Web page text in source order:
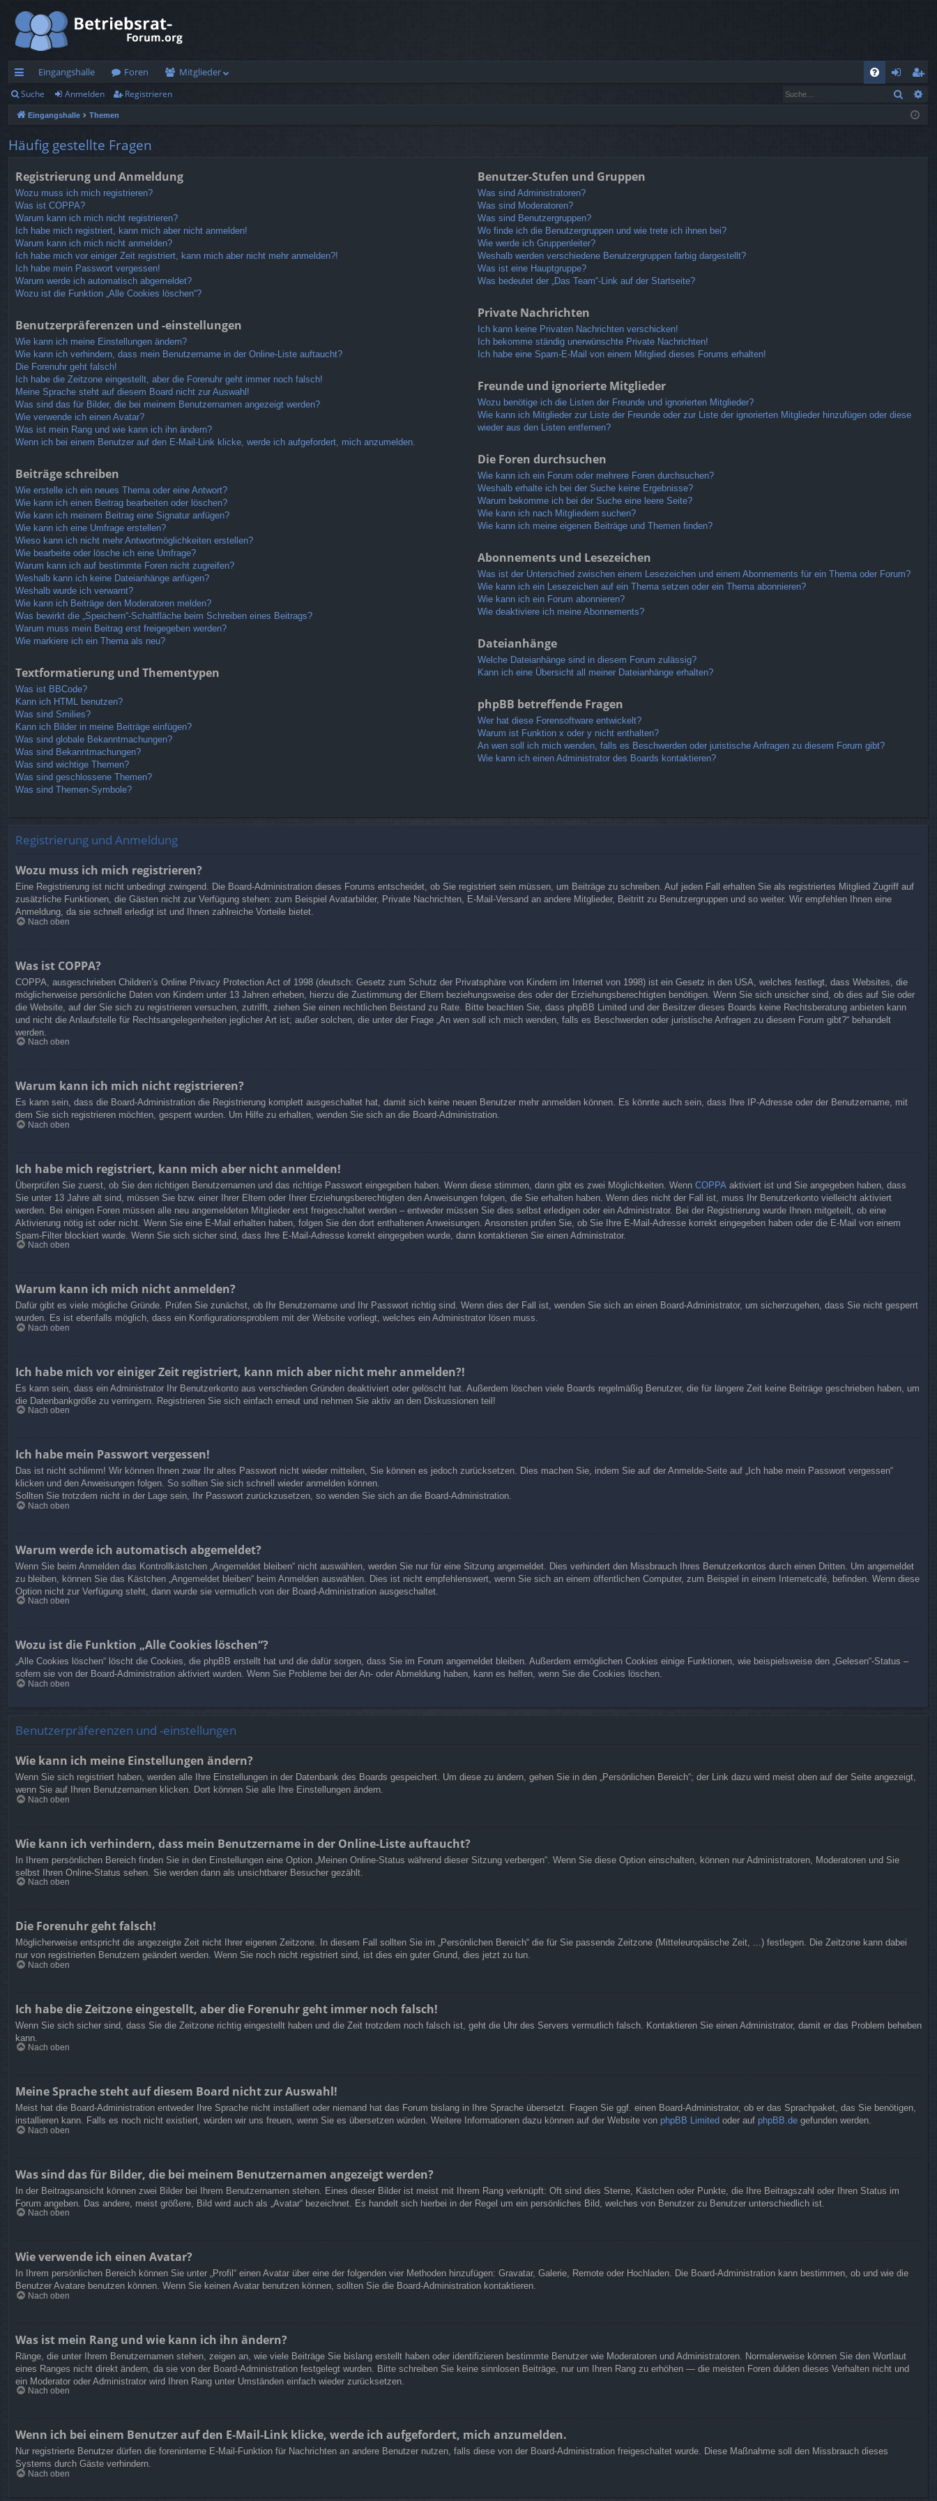
ch
ne
llz
rif
f
Eingangshalle Foren
Mitglieder
n
eg
ist
Suche Anmelden Registrieren Suche
Eingangshalle Themen
Häufig gestellte Fragen
Registrierung und Anmeldung
Wozu muss ich mich registrieren?
Was ist COPPA?
Warum kann ich mich nicht registrieren?
Ich habe mich registriert, kann mich aber nicht anmelden!
Warum kann ich mich nicht anmelden?
Ich habe mich vor einiger Zeit registriert, kann mich aber nicht mehr anmelden?!
Ich habe mein Passwort vergessen!
Warum werde ich automatisch abgemeldet?
Wozu ist die Funktion „Alle Cookies löschen“?
Benutzerpräferenzen und -einstellungen
Wie kann ich meine Einstellungen ändern?
Wie kann ich verhindern, dass mein Benutzername in der Online-Liste auftaucht?
Die Forenuhr geht falsch!
Ich habe die Zeitzone eingestellt, aber die Forenuhr geht immer noch falsch!
Meine Sprache steht auf diesem Board nicht zur Auswahl!
Was sind das für Bilder, die bei meinem Benutzernamen angezeigt werden?
Wie verwende ich einen Avatar?
Was ist mein Rang und wie kann ich ihn ändern?
Wenn ich bei einem Benutzer auf den E-Mail-Link klicke, werde ich aufgefordert, mich anzumelden.
Beiträge schreiben
Wie erstelle ich ein neues Thema oder eine Antwort?
Wie kann ich einen Beitrag bearbeiten oder löschen?
Wie kann ich meinem Beitrag eine Signatur anfügen?
Wie kann ich eine Umfrage erstellen?
Wieso kann ich nicht mehr Antwortmöglichkeiten erstellen?
Wie bearbeite oder lösche ich eine Umfrage?
Warum kann ich auf bestimmte Foren nicht zugreifen?
Weshalb kann ich keine Dateianhänge anfügen?
Weshalb wurde ich verwarnt?
Wie kann ich Beiträge den Moderatoren melden?
Was bewirkt die „Speichern“-Schaltfläche beim Schreiben eines Beitrags?
Warum muss mein Beitrag erst freigegeben werden?
Wie markiere ich ein Thema als neu?
Textformatierung und Thementypen
Was ist BBCode?
Kann ich HTML benutzen?
Was sind Smilies?
Kann ich Bilder in meine Beiträge einfügen?
Was sind globale Bekanntmachungen?
Was sind Bekanntmachungen?
Was sind wichtige Themen?
Was sind geschlossene Themen?
Was sind Themen-Symbole?
Benutzer-Stufen und Gruppen
Was sind Administratoren?
Was sind Moderatoren?
Was sind Benutzergruppen?
Wo finde ich die Benutzergruppen und wie trete ich ihnen bei?
Wie werde ich Gruppenleiter?
Weshalb werden verschiedene Benutzergruppen farbig dargestellt?
Was ist eine Hauptgruppe?
Was bedeutet der „Das Team“-Link auf der Startseite?
Private Nachrichten
Ich kann keine Privaten Nachrichten verschicken!
Ich bekomme ständig unerwünschte Private Nachrichten!
Ich habe eine Spam-E-Mail von einem Mitglied dieses Forums erhalten!
Freunde und ignorierte Mitglieder
Wozu benötige ich die Listen der Freunde und ignorierten Mitglieder?
Wie kann ich Mitglieder zur Liste der Freunde oder zur Liste der ignorierten Mitglieder hinzufügen oder diese
wieder aus den Listen entfernen?
Die Foren durchsuchen
Wie kann ich ein Forum oder mehrere Foren durchsuchen?
Weshalb erhalte ich bei der Suche keine Ergebnisse?
Warum bekomme ich bei der Suche eine leere Seite?
Wie kann ich nach Mitgliedern suchen?
Wie kann ich meine eigenen Beiträge und Themen finden?
Abonnements und Lesezeichen
Was ist der Unterschied zwischen einem Lesezeichen und einem Abonnements für ein Thema oder Forum?
Wie kann ich ein Lesezeichen auf ein Thema setzen oder ein Thema abonnieren?
Wie kann ich ein Forum abonnieren?
Wie deaktiviere ich meine Abonnements?
Dateianhänge
Welche Dateianhänge sind in diesem Forum zulässig?
Kann ich eine Übersicht all meiner Dateianhänge erhalten?
phpBB betreffende Fragen
Wer hat diese Forensoftware entwickelt?
Warum ist Funktion x oder y nicht enthalten?
An wen soll ich mich wenden, falls es Beschwerden oder juristische Anfragen zu diesem Forum gibt?
Wie kann ich einen Administrator des Boards kontaktieren?
Registrierung und Anmeldung
Wozu muss ich mich registrieren?
Eine Registrierung ist nicht unbedingt zwingend. Die Board-Administration dieses Forums entscheidet, ob Sie registriert sein müssen, um Beiträge zu schreiben. Auf jeden Fall erhalten Sie als registriertes Mitglied Zugriff auf
zusätzliche Funktionen, die Gästen nicht zur Verfügung stehen: zum Beispiel Avatarbilder, Private Nachrichten, E-Mail-Versand an andere Mitglieder, Beitritt zu Benutzergruppen und so weiter. Wir empfehlen Ihnen eine
Anmeldung, da sie schnell erledigt ist und Ihnen zahlreiche Vorteile bietet.
Nach oben
Was ist COPPA?
COPPA, ausgeschrieben Children’s Online Privacy Protection Act of 1998 (deutsch: Gesetz zum Schutz der Privatsphäre von Kindern im Internet von 1998) ist ein Gesetz in den USA, welches festlegt, dass Websites, die
möglicherweise persönliche Daten von Kindern unter 13 Jahren erheben, hierzu die Zustimmung der Eltern beziehungsweise des oder der Erziehungsberechtigten benötigen. Wenn Sie sich unsicher sind, ob dies auf Sie oder
die Website, auf der Sie sich zu registrieren versuchen, zutrifft, ziehen Sie einen rechtlichen Beistand zu Rate. Bitte beachten Sie, dass phpBB Limited und der Besitzer dieses Boards keine Rechtsberatung anbieten kann
und nicht die Anlaufstelle für Rechtsangelegenheiten jeglicher Art ist; außer solchen, die unter der Frage „An wen soll ich mich wenden, falls es Beschwerden oder juristische Anfragen zu diesem Forum gibt?“ behandelt
werden.
Nach oben
Warum kann ich mich nicht registrieren?
Es kann sein, dass die Board-Administration die Registrierung komplett ausgeschaltet hat, damit sich keine neuen Benutzer mehr anmelden können. Es könnte auch sein, dass Ihre IP-Adresse oder der Benutzername, mit
dem Sie sich registrieren möchten, gesperrt wurden. Um Hilfe zu erhalten, wenden Sie sich an die Board-Administration.
Nach oben
Ich habe mich registriert, kann mich aber nicht anmelden!
Überprüfen Sie zuerst, ob Sie den richtigen Benutzernamen und das richtige Passwort eingegeben haben. Wenn diese stimmen, dann gibt es zwei Möglichkeiten. Wenn COPPA aktiviert ist und Sie angegeben haben, dass
Sie unter 13 Jahre alt sind, müssen Sie bzw. einer Ihrer Eltern oder Ihrer Erziehungsberechtigten den Anweisungen folgen, die Sie erhalten haben. Wenn dies nicht der Fall ist, muss Ihr Benutzerkonto vielleicht aktiviert
werden. Bei einigen Foren müssen alle neu angemeldeten Mitglieder erst freigeschaltet werden – entweder müssen Sie dies selbst erledigen oder ein Administrator. Bei der Registrierung wurde Ihnen mitgeteilt, ob eine
Aktivierung nötig ist oder nicht. Wenn Sie eine E-Mail erhalten haben, folgen Sie den dort enthaltenen Anweisungen. Ansonsten prüfen Sie, ob Sie Ihre E-Mail-Adresse korrekt eingegeben haben oder die E-Mail von einem
Spam-Filter blockiert wurde. Wenn Sie sich sicher sind, dass Ihre E-Mail-Adresse korrekt eingegeben wurde, dann kontaktieren Sie einen Administrator.
Nach oben
Warum kann ich mich nicht anmelden?
Dafür gibt es viele mögliche Gründe. Prüfen Sie zunächst, ob Ihr Benutzername und Ihr Passwort richtig sind. Wenn dies der Fall ist, wenden Sie sich an einen Board-Administrator, um sicherzugehen, dass Sie nicht gesperrt
wurden. Es ist ebenfalls möglich, dass ein Konfigurationsproblem mit der Website vorliegt, welches ein Administrator lösen muss.
Nach oben
Ich habe mich vor einiger Zeit registriert, kann mich aber nicht mehr anmelden?!
Es kann sein, dass ein Administrator Ihr Benutzerkonto aus verschieden Gründen deaktiviert oder gelöscht hat. Außerdem löschen viele Boards regelmäßig Benutzer, die für längere Zeit keine Beiträge geschrieben haben, um
die Datenbankgröße zu verringern. Registrieren Sie sich einfach erneut und nehmen Sie aktiv an den Diskussionen teil!
Nach oben
Ich habe mein Passwort vergessen!
Das ist nicht schlimm! Wir können Ihnen zwar Ihr altes Passwort nicht wieder mitteilen, Sie können es jedoch zurücksetzen. Dies machen Sie, indem Sie auf der Anmelde-Seite auf „Ich habe mein Passwort vergessen“
klicken und den Anweisungen folgen. So sollten Sie sich schnell wieder anmelden können.
Sollten Sie trotzdem nicht in der Lage sein, Ihr Passwort zurückzusetzen, so wenden Sie sich an die Board-Administration.
Nach oben
Warum werde ich automatisch abgemeldet?
Wenn Sie beim Anmelden das Kontrollkästchen „Angemeldet bleiben“ nicht auswählen, werden Sie nur für eine Sitzung angemeldet. Dies verhindert den Missbrauch Ihres Benutzerkontos durch einen Dritten. Um angemeldet
zu bleiben, können Sie das Kästchen „Angemeldet bleiben“ beim Anmelden auswählen. Dies ist nicht empfehlenswert, wenn Sie sich an einem öffentlichen Computer, zum Beispiel in einem Internetcafé, befinden. Wenn diese
Option nicht zur Verfügung steht, dann wurde sie vermutlich von der Board-Administration ausgeschaltet.
Nach oben
Wozu ist die Funktion „Alle Cookies löschen“?
„Alle Cookies löschen“ löscht die Cookies, die phpBB erstellt hat und die dafür sorgen, dass Sie im Forum angemeldet bleiben. Außerdem ermöglichen Cookies einige Funktionen, wie beispielsweise den „Gelesen“-Status –
sofern sie von der Board-Administration aktiviert wurden. Wenn Sie Probleme bei der An- oder Abmeldung haben, kann es helfen, wenn Sie die Cookies löschen.
Nach oben
Benutzerpräferenzen und -einstellungen
Wie kann ich meine Einstellungen ändern?
Wenn Sie sich registriert haben, werden alle Ihre Einstellungen in der Datenbank des Boards gespeichert. Um diese zu ändern, gehen Sie in den „Persönlichen Bereich“; der Link dazu wird meist oben auf der Seite angezeigt,
wenn Sie auf Ihren Benutzernamen klicken. Dort können Sie alle Ihre Einstellungen ändern.
Nach oben
Wie kann ich verhindern, dass mein Benutzername in der Online-Liste auftaucht?
In Ihrem persönlichen Bereich finden Sie in den Einstellungen eine Option „Meinen Online-Status während dieser Sitzung verbergen“. Wenn Sie diese Option einschalten, können nur Administratoren, Moderatoren und Sie
selbst Ihren Online-Status sehen. Sie werden dann als unsichtbarer Besucher gezählt.
Nach oben
Die Forenuhr geht falsch!
Möglicherweise entspricht die angezeigte Zeit nicht Ihrer eigenen Zeitzone. In diesem Fall sollten Sie im „Persönlichen Bereich“ die für Sie passende Zeitzone (Mitteleuropäische Zeit, ...) festlegen. Die Zeitzone kann dabei
nur von registrierten Benutzern geändert werden. Wenn Sie noch nicht registriert sind, ist dies ein guter Grund, dies jetzt zu tun.
Nach oben
Ich habe die Zeitzone eingestellt, aber die Forenuhr geht immer noch falsch!
Wenn Sie sich sicher sind, dass Sie die Zeitzone richtig eingestellt haben und die Zeit trotzdem noch falsch ist, geht die Uhr des Servers vermutlich falsch. Kontaktieren Sie einen Administrator, damit er das Problem beheben
kann.
Nach oben
Meine Sprache steht auf diesem Board nicht zur Auswahl!
Meist hat die Board-Administration entweder Ihre Sprache nicht installiert oder niemand hat das Forum bislang in Ihre Sprache übersetzt. Fragen Sie ggf. einen Board-Administrator, ob er das Sprachpaket, das Sie benötigen,
installieren kann. Falls es noch nicht existiert, würden wir uns freuen, wenn Sie es übersetzen würden. Weitere Informationen dazu können auf der Website von phpBB Limited oder auf phpBB.de gefunden werden.
Nach oben
Was sind das für Bilder, die bei meinem Benutzernamen angezeigt werden?
In der Beitragsansicht können zwei Bilder bei Ihrem Benutzernamen stehen. Eines dieser Bilder ist meist mit Ihrem Rang verknüpft: Oft sind dies Sterne, Kästchen oder Punkte, die Ihre Beitragszahl oder Ihren Status im
Forum angeben. Das andere, meist größere, Bild wird auch als „Avatar“ bezeichnet. Es handelt sich hierbei in der Regel um ein persönliches Bild, welches von Benutzer zu Benutzer unterschiedlich ist.
Nach oben
Wie verwende ich einen Avatar?
In Ihrem persönlichen Bereich können Sie unter „Profil“ einen Avatar über eine der folgenden vier Methoden hinzufügen: Gravatar, Galerie, Remote oder Hochladen. Die Board-Administration kann bestimmen, ob und wie die
Benutzer Avatare benutzen können. Wenn Sie keinen Avatar benutzen können, sollten Sie die Board-Administration kontaktieren.
Nach oben
Was ist mein Rang und wie kann ich ihn ändern?
Ränge, die unter Ihrem Benutzernamen stehen, zeigen an, wie viele Beiträge Sie bislang erstellt haben oder identifizieren bestimmte Benutzer wie Moderatoren und Administratoren. Normalerweise können Sie den Wortlaut
eines Ranges nicht direkt ändern, da sie von der Board-Administration festgelegt wurden. Bitte schreiben Sie keine sinnlosen Beiträge, nur um Ihren Rang zu erhöhen — die meisten Foren dulden dieses Verhalten nicht und
ein Moderator oder Administrator wird Ihren Rang unter Umständen einfach wieder zurücksetzen.
Nach oben
Wenn ich bei einem Benutzer auf den E-Mail-Link klicke, werde ich aufgefordert, mich anzumelden.
Nur registrierte Benutzer dürfen die foreninterne E-Mail-Funktion für Nachrichten an andere Benutzer nutzen, falls diese von der Board-Administration freigeschaltet wurde. Diese Maßnahme soll den Missbrauch dieses
Systems durch Gäste verhindern.
Nach oben